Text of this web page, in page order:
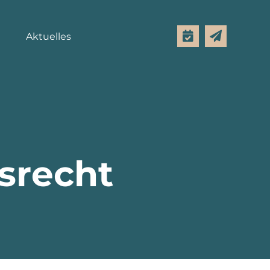
Aktuelles